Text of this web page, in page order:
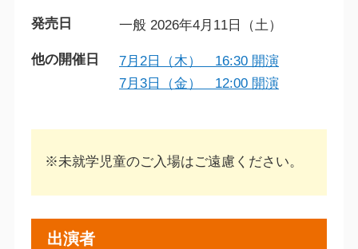
発売日 一般 2026年4月11日（土）
他の開催日
7月2日（木） 16:30 開演
7月3日（金） 12:00 開演
※未就学児童のご入場はご遠慮ください。
出演者